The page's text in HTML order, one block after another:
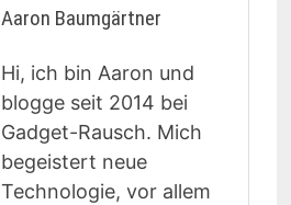
Aaron Baumgärtner
Hi, ich bin Aaron und
blogge seit 2014 bei
Gadget-Rausch. Mich
begeistert neue
Technologie, vor allem